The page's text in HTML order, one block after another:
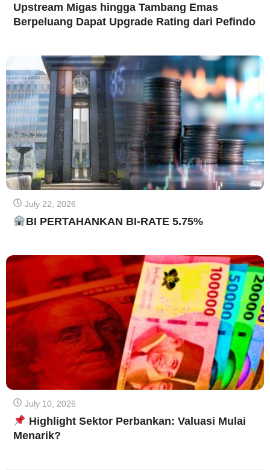
Upstream Migas hingga Tambang Emas
Berpeluang Dapat Upgrade Rating dari Pefindo
July 22, 2026
BI PERTAHANKAN BI-RATE 5.75%
July 10, 2026
Highlight Sektor Perbankan: Valuasi Mulai
Menarik?